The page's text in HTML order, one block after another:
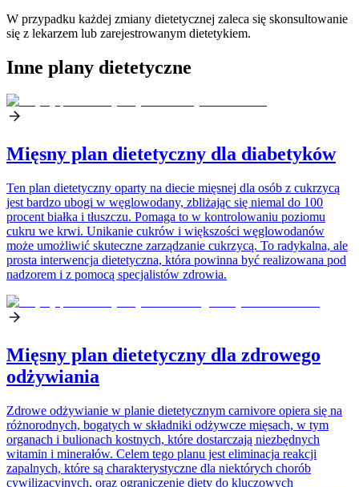
W przypadku każdej zmiany dietetycznej zaleca się skonsultowanie
się z lekarzem lub zarejestrowanym dietetykiem.
Inne plany dietetyczne
Mięsny plan dietetyczny dla diabetyków
Ten plan dietetyczny oparty na diecie mięsnej dla osób z cukrzycą
jest bardzo ubogi w węglowodany, zbliżając się niemal do 100
procent białka i tłuszczu. Pomaga to w kontrolowaniu poziomu
cukru we krwi. Unikanie cukrów i większości węglowodanów
może umożliwić skuteczne zarządzanie cukrzycą. To radykalna, ale
prosta interwencja dietetyczna, która powinna być realizowana pod
nadzorem i z pomocą specjalistów zdrowia.
Mięsny plan dietetyczny dla zdrowego
odżywiania
Zdrowe odżywianie w planie dietetycznym carnivore opiera się na
różnorodnych, bogatych w składniki odżywcze mięsach, w tym
organach i bulionach kostnych, które dostarczają niezbędnych
witamin i minerałów. Celem tego planu jest eliminacja reakcji
zapalnych, które są charakterystyczne dla niektórych chorób
cywilizacyjnych, oraz ograniczenie diety do kluczowych